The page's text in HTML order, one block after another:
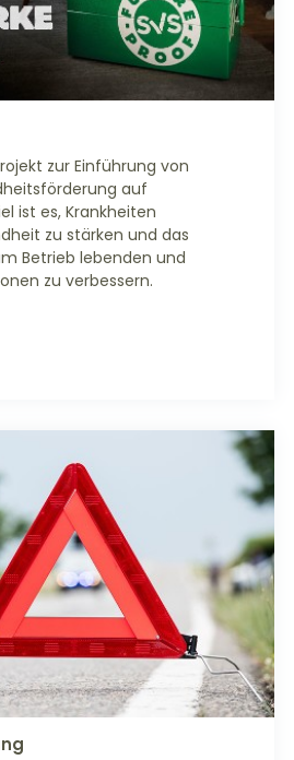
zur Einführung von
auf
ist es, Krankheiten
zu stärken und das
Betrieb lebenden und
zu verbessern.